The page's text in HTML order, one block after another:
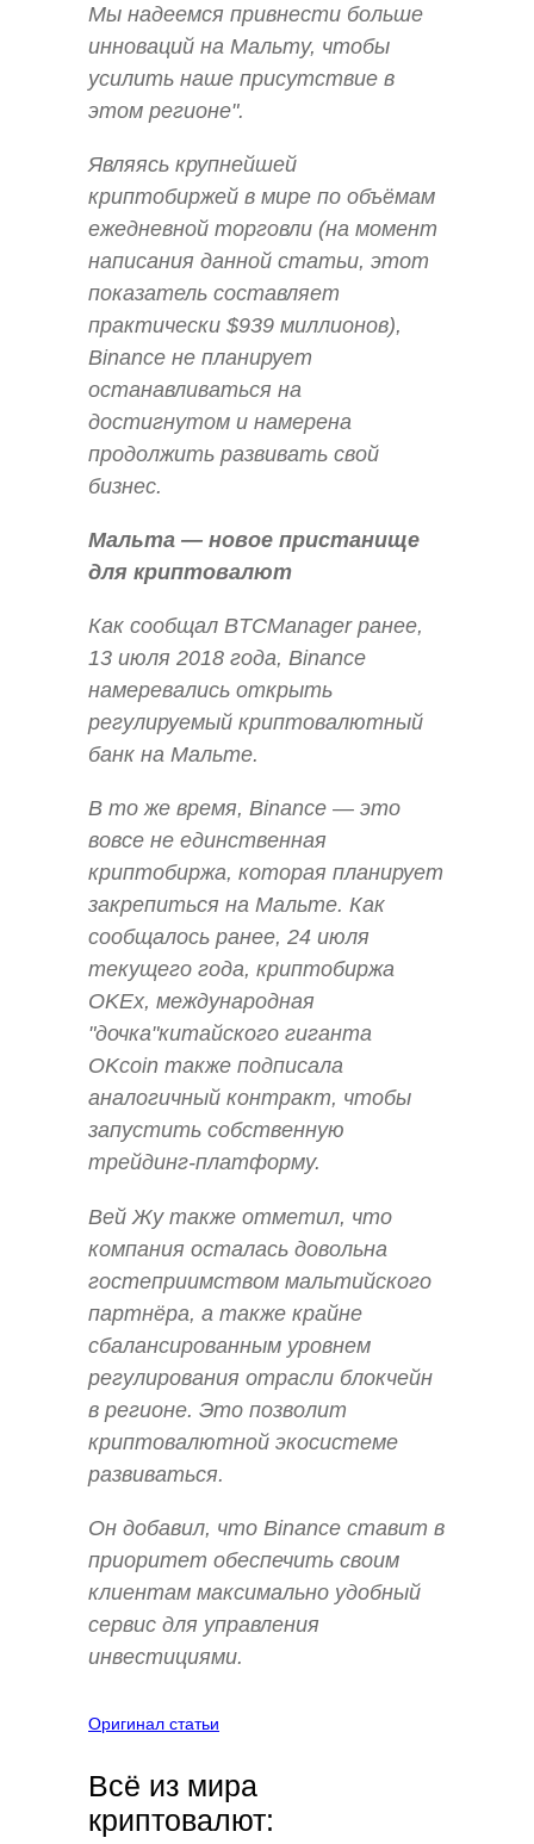
Мы надеемся привнести больше
инноваций на Мальту, чтобы
усилить наше присутствие в
этом регионе".
Являясь крупнейшей
криптобиржей в мире по объёмам
ежедневной торговли (на момент
написания данной статьи, этот
показатель составляет
практически $939 миллионов),
Binance не планирует
останавливаться на
достигнутом и намерена
продолжить развивать свой
бизнес.
Мальта — новое пристанище
для криптовалют
Как сообщал BTCManager ранее,
13 июля 2018 года, Binance
намеревались открыть
регулируемый криптовалютный
банк на Мальте.
В то же время, Binance — это
вовсе не единственная
криптобиржа, которая планирует
закрепиться на Мальте. Как
сообщалось ранее, 24 июля
текущего года, криптобиржа
OKEx, международная
"дочка"китайского гиганта
OKcoin также подписала
аналогичный контракт, чтобы
запустить собственную
трейдинг-платформу.
Вей Жу также отметил, что
компания осталась довольна
гостеприимством мальтийского
партнёра, а также крайне
сбалансированным уровнем
регулирования отрасли блокчейн
в регионе. Это позволит
криптовалютной экосистеме
развиваться.
Он добавил, что Binance ставит в
приоритет обеспечить своим
клиентам максимально удобный
сервис для управления
инвестициями.
Оригинал статьи
Всё из мира
криптовалют: